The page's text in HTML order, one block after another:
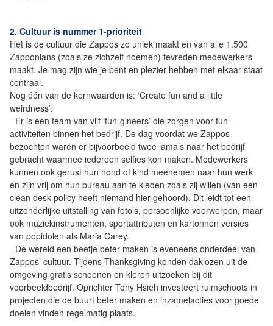
2. Cultuur is nummer 1-prioriteit
Het is de cultuur die Zappos zo uniek maakt en van alle 1.500
Zapponians (zoals ze zichzelf noemen) tevreden medewerkers
maakt. Je mag zijn wie je bent en plezier hebben met elkaar staat
centraal.
Nog één van de kernwaarden is: ‘Create fun and a little
weirdness’.
- Er is een team van vijf ‘fun-gineers’ die zorgen voor fun-
activiteiten binnen het bedrijf. De dag voordat we Zappos
bezochten waren er bijvoorbeeld twee lama’s naar het bedrijf
gebracht waarmee iedereen selfies kon maken. Medewerkers
kunnen ook gerust hun hond of kind meenemen naar hun werk
en zijn vrij om hun bureau aan te kleden zoals zij willen (van een
clean desk policy heeft niemand hier gehoord). Dit leidt tot een
uitzonderlijke uitstalling van foto’s, persoonlijke voorwerpen, maar
ook muziekinstrumenten, sportattributen en kartonnen versies
van popidolen als Maria Carey.
- De wereld een beetje beter maken is eveneens onderdeel van
Zappos’ cultuur. Tijdens Thanksgiving konden daklozen uit de
omgeving gratis schoenen en kleren uitzoeken bij dit
voorbeeldbedrijf. Oprichter Tony Hsieh investeert ruimschoots in
projecten die de buurt beter maken en inzamelacties voor goede
doelen vinden regelmatig plaats.